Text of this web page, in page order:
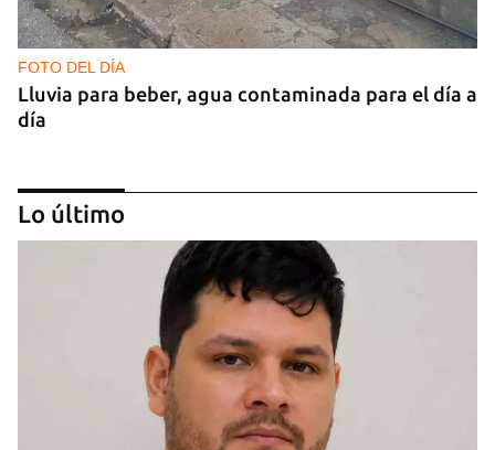
FOTO DEL DÍA
Lluvia para beber, agua contaminada para el día a
día
Lo último